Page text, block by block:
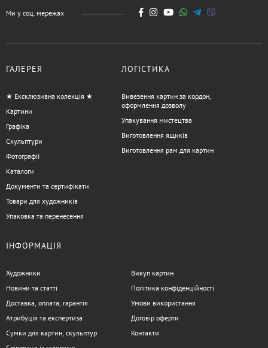
Ми у соц. мережах
ГАЛЕРЕЯ
★ Ексклюзивна колекція ★
Картини
Графіка
Скульптури
Фотографії
Каталоги
Документи та сертифікати
Товари для художників
Упаковка та перенесення
ЛОГІСТИКА
Вивезення картин за кордон,
оформлення дозволу
Упакування мистецтва
Виготовлення ящиків
Виготовлення рам для картин
ІНФОРМАЦІЯ
Художники
Новини та статті
Доставка, оплата, гарантія
Атрибуція та експертиза
Сумки для картин, скульптур
Викуп картин
Політика конфіденційності
Умови використання
Договір оферти
Контакти